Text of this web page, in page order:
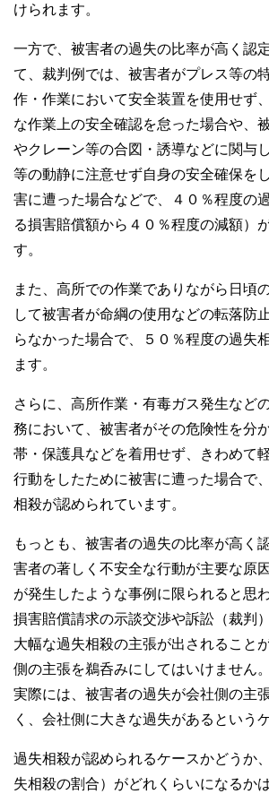
けられます。
一方で、被害者の過失の比率が高く認
て、裁判例では、被害者がプレス等の
作・作業において安全装置を使用せず
な作業上の安全確認を怠った場合や、
やクレーン等の合図・誘導などに関与
等の動静に注意せず自身の安全確保を
害に遭った場合などで、４０％程度の
る損害賠償額から４０％程度の減額）
す。
また、高所での作業でありながら日頃
して被害者が命綱の使用などの転落防
らなかった場合で、５０％程度の過失
ます。
さらに、高所作業・有毒ガス発生など
務において、被害者がその危険性を分
帯・保護具などを着用せず、きわめて
行動をしたために被害に遭った場合で
相殺が認められています。
もっとも、被害者の過失の比率が高く
害者の著しく不安全な行動が主要な原
が発生したような事例に限られると思
損害賠償請求の示談交渉や訴訟（裁判
大幅な過失相殺の主張が出されること
側の主張を鵜呑みにしてはいけません。
実際には、被害者の過失が会社側の主
く、会社側に大きな過失があるという
過失相殺が認められるケースかどうか
失相殺の割合）がどれくらいになるか